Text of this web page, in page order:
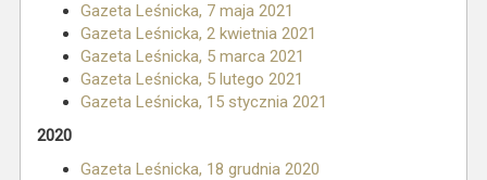
Gazeta Leśnicka, 7 maja 2021
Gazeta Leśnicka, 2 kwietnia 2021
Gazeta Leśnicka, 5 marca 2021
Gazeta Leśnicka, 5 lutego 2021
Gazeta Leśnicka, 15 stycznia 2021
2020
Gazeta Leśnicka, 18 grudnia 2020